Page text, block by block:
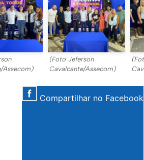
Assecom)
(Foto Jeferson
Cavalcante/Assecom)
Compartilhar no Facebook